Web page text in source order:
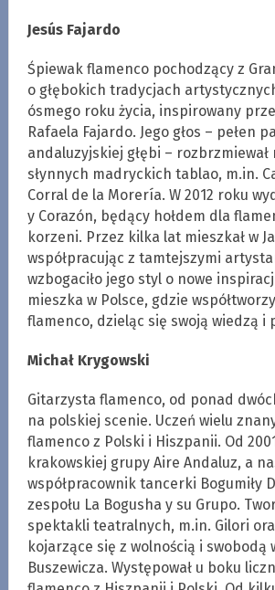
Jesús Fajardo
Śpiewak flamenco pochodzący z
o głębokich tradycjach
ósmego roku życia, inspirowany
Rafaela Fajardo. Jego głos – pełen
andaluzyjskiej głębi – rozbrzmiewał
słynnych madryckich tablao, m.in.
Corral de la Morería. W 2012 roku
y Corazón, będący hołdem dla
korzeni. Przez kilka lat mieszkał w
współpracując z tamtejszymi
wzbogaciło jego styl o nowe
mieszka w Polsce, gdzie
flamenco, dzieląc się swoją wiedzą i
Michał Krygowski
Gitarzysta flamenco, od ponad
na polskiej scenie. Uczeń wielu
flamenco z Polski i Hiszpanii. Od
krakowskiej grupy Aire Andaluz, a
współpracownik tancerki Bogumiły
zespołu La Bogusha y su Grupo.
spektakli teatralnych, m.in. Gilori
kojarzące się z wolnością i swobodą
Buszewicza. Występował u boku